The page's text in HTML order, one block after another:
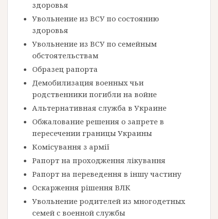
здоровья
Увольнение из ВСУ по состоянию
здоровья
Увольнение из ВСУ по семейным
обстоятельствам
Образец рапорта
Демобилизация военных чьи
родственники погибли на войне
Альтернативная служба в Украине
Обжалование решения о запрете в
пересечении границы Украины
Комісування з армії
Рапорт на проходження лікування
Рапорт на переведення в іншу частину
Оскарження рішення ВЛК
Увольнение родителей из многодетных
семей с военной службы